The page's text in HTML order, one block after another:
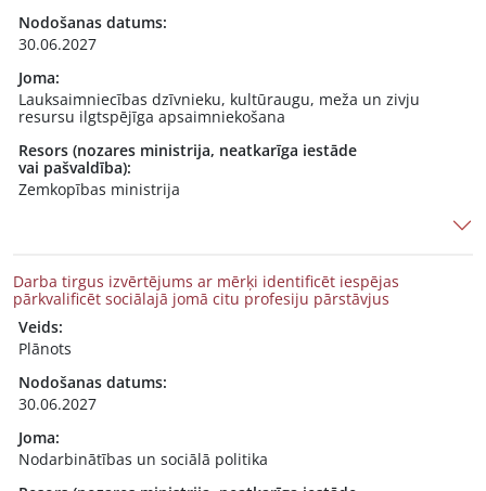
Nodošanas datums:
30.06.2027
Joma:
Lauksaimniecības dzīvnieku, kultūraugu, meža un zivju
resursu ilgtspējīga apsaimniekošana
Resors (nozares ministrija, neatkarīga iestāde
vai pašvaldība):
Zemkopības ministrija
Darba tirgus izvērtējums ar mērķi identificēt iespējas
pārkvalificēt sociālajā jomā citu profesiju pārstāvjus
Veids:
Plānots
Nodošanas datums:
30.06.2027
Joma:
Nodarbinātības un sociālā politika